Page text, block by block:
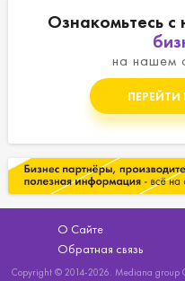
Ознакомьтесь
на нашем
О Сайте
Обратная связь
Copyright © 2014-2026. Mediana group